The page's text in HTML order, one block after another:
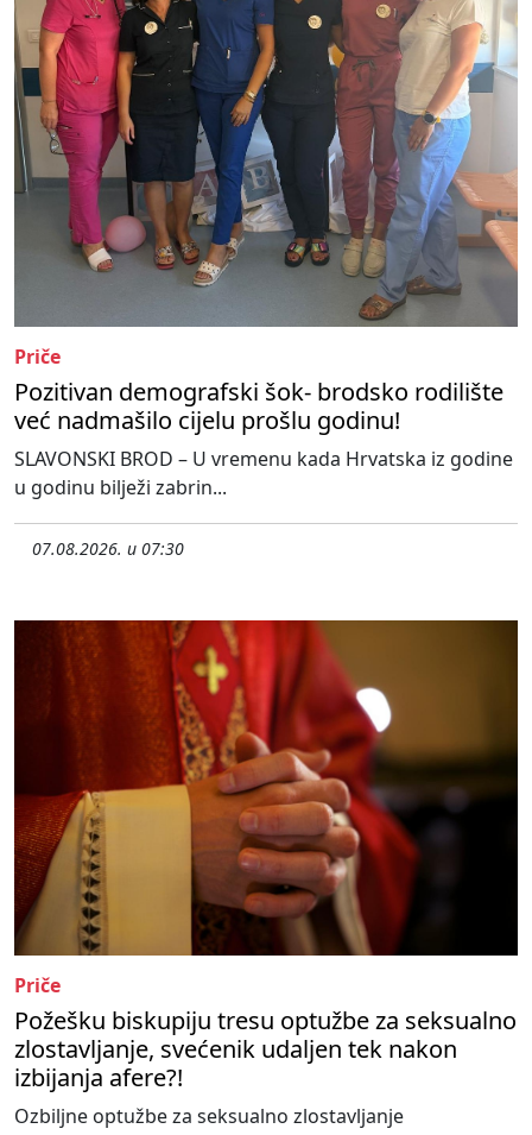
Priče
Pozitivan demografski šok- brodsko rodilište
već nadmašilo cijelu prošlu godinu!
SLAVONSKI BROD – U vremenu kada Hrvatska iz godine
u godinu bilježi zabrin...
07.08.2026. u 07:30
Priče
Požešku biskupiju tresu optužbe za seksualno
zlostavljanje, svećenik udaljen tek nakon
izbijanja afere?!
Ozbiljne optužbe za seksualno zlostavljanje